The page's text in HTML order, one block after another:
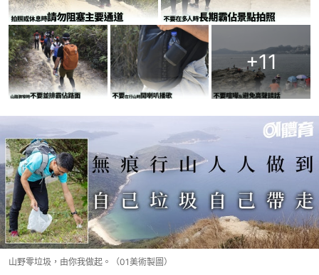
+11
山野零垃圾，由你我做起。（01美術製圖）